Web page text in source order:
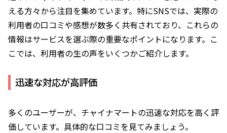
える方々から注目を集めています。特にSNSでは、実際の
利用者の口コミや感想が数多く共有されており、これらの
情報はサービスを選ぶ際の重要なポイントになります。こ
こでは、利用者の生の声をいくつかご紹介します。
迅速な対応が高評価
多くのユーザーが、チャイナマートの迅速な対応を高く評
価しています。具体的な口コミを見てみましょう。